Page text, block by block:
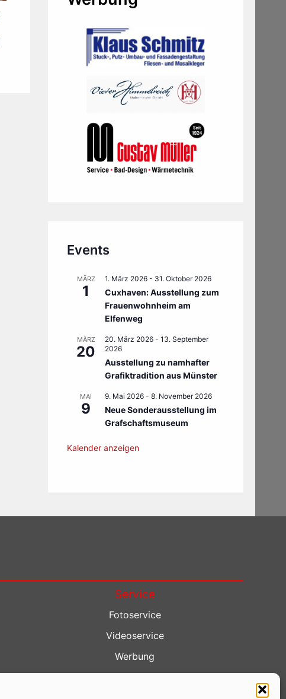
Events
MÄRZ
1
1. März 2026 - 31. Oktober 2026
Cuxhaven: Ausstellung zum
Frauenwohnheim am
Elfenweg
MÄRZ
20
20. März 2026 - 13. September
2026
Ausstellung zu namhafter
Grafiktradition aus Münster
MAI
9
9. Mai 2026 - 8. November 2026
Neue Sonderausstellung im
Grafschaftsmuseum
Kalender anzeigen
Service
Fotoservice
Videoservice
Werbung